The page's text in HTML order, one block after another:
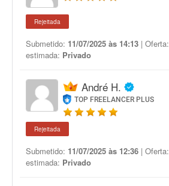
Rejeitada
Submetido: 11/07/2025 às 14:13 | Oferta:
estimada: Privado
André H.
TOP FREELANCER PLUS
Rejeitada
Submetido: 11/07/2025 às 12:36 | Oferta:
estimada: Privado